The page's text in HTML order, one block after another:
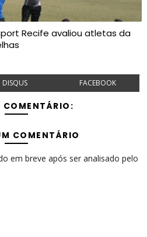
Recife avaliou atletas da
DISQUS FACEBOOK
COMENTÁRIO:
COMENTÁRIO
em breve após ser analisado pelo